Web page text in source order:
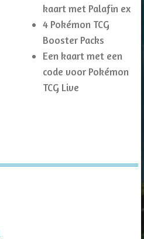
kaart met Palafin ex
4 Pokémon TCG
Booster Packs
Een kaart met een
code voor Pokémon
TCG Live